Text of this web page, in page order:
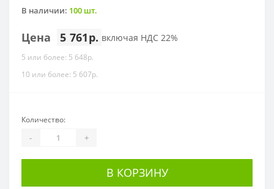
В наличии: 100 шт.
Цена 5 761р. включая НДС 22%
5 или более: 5 648р.
10 или более: 5 607р.
Количество:
- +
В КОРЗИНУ